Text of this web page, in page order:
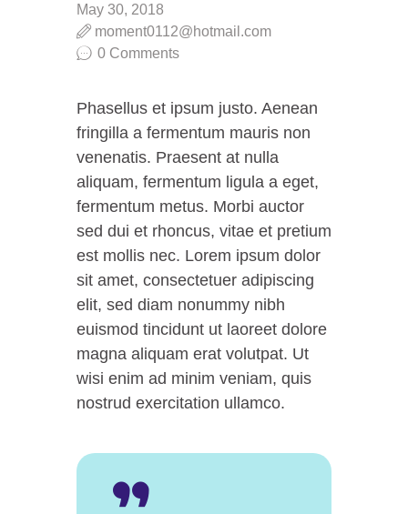
May 30, 2018
0 Comments
moment0112@hotmail.com
Phasellus et ipsum justo. Aenean
fringilla a fermentum mauris non
venenatis. Praesent at nulla
aliquam, fermentum ligula a eget,
fermentum metus. Morbi auctor
sed dui et rhoncus, vitae et pretium
est mollis nec. Lorem ipsum dolor
sit amet, consectetuer adipiscing
elit, sed diam nonummy nibh
euismod tincidunt ut laoreet dolore
magna aliquam erat volutpat. Ut
wisi enim ad minim veniam, quis
nostrud exercitation ullamco.